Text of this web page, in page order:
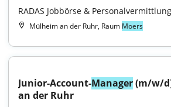
RADAS Jobbörse &
Mülheim an der Ruhr, Raum Moers
Junior-Account-Manager (m/w/
an der Ruhr